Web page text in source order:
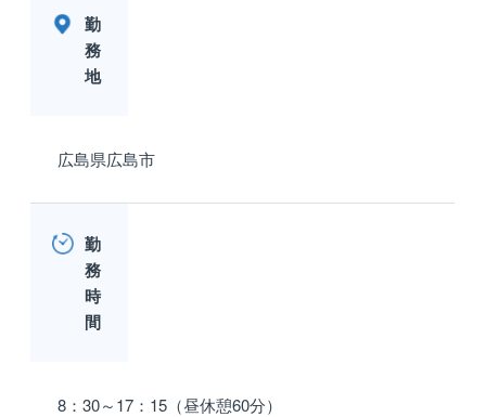
勤
務
地
広島県広島市
勤
務
時
間
8：30～17：15（昼休憩60分）